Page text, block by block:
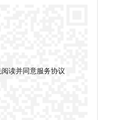
读并同意服务协议